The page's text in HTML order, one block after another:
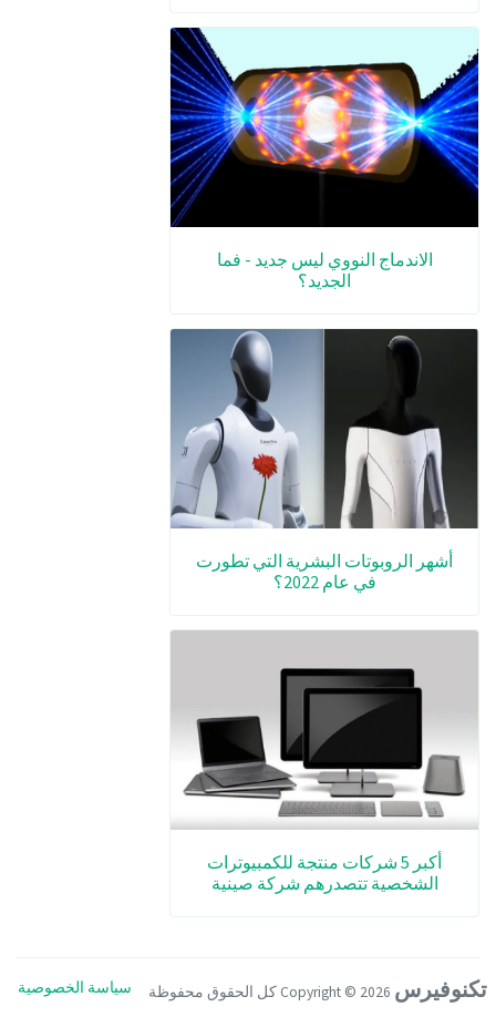
الاندماج النووي ليس جديد - فما
الجديد؟
أشهر الروبوتات البشرية التي تطورت
في عام 2022؟
أكبر 5 شركات منتجة للكمبيوترات
الشخصية تتصدرهم شركة صينية
تكنوفيرس 2026 كل الحقوق محفوظة سياسة الخصوصية